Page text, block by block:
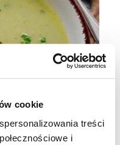
cookie
treści
i